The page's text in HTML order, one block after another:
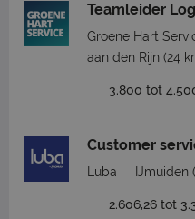
Teamleider
Groene Hart
aan den Rijn (24
3.800 tot
Customer
Luba IJmuiden
2.606,26 tot